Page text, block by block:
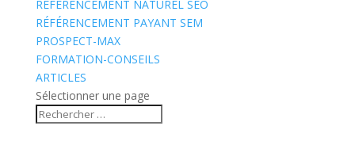
RÉFÉRENCEMENT NATUREL SEO
RÉFÉRENCEMENT PAYANT SEM
PROSPECT-MAX
FORMATION-CONSEILS
ARTICLES
Sélectionner une page